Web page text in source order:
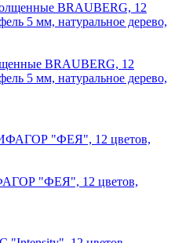
BRAUBERG, 12
5 мм, натуральное дерево,
"ФЕЯ", 12 цветов,